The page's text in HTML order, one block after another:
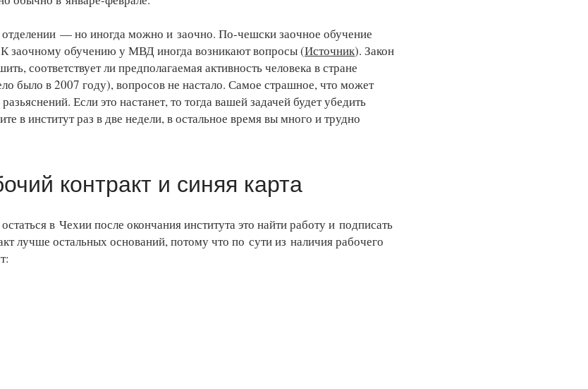
— но иногда можно и заочно. По-чешски заочное обучение
заочному обучению у МВД иногда возникают вопросы (Источник). Закон
соответствует ли предполагаемая активность человека в стране
было в 2007 году), вопросов не настало. Самое страшное, что может
Если это настанет, то тогда вашей задачей будет убедить
в институт раз в две недели, в остальное время вы много и трудно
контракт и синяя карта
в Чехии после окончания института это найти работу и подписать
лучше остальных оснований, потому что по сути из наличия рабочего